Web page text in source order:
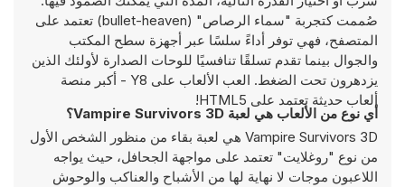
صُممت كتجربة "سماء الرصاص" (bullet-heaven) تعتمد على
المتصفح، فهي توفر أداءً سلسًا عبر أجهزة سطح المكتب
والجوال بينما تقدم تسلقًا تنافسيًا للوحات الصدارة لأولئك الذين
يزدهرون تحت الضغط. العب الألعاب على Y8 - أكبر منصة
ألعاب حديثة تعتمد على HTML5!
أي نوع من الألعاب هي لعبة Vampire Survivors 3D؟
Vampire Survivors 3D هي لعبة بقاء من منظور الشخص الأول
من نوع "روغلايت" تعتمد على مواجهة الجحافل، حيث يواجه
اللاعبون موجات لا نهاية لها من الأشباح والعناكب والوحوش